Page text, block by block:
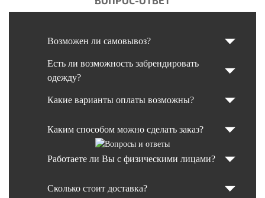
Возможен ли самовывоз?
Есть ли возможность забрендировать
одежду?
Какие варианты оплаты возможны?
Каким способом можно сделать заказ?
Работаете ли Вы с физическими лицами?
Сколько стоит доставка?